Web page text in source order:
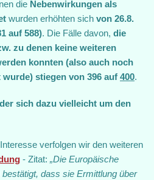
die Nebenwirkungen als
wurden erhöhten sich von 26.8.
auf 588). Die Fälle davon, die
zu denen keine weiteren
konnten (also auch noch
stiegen von 396 auf 400.
sich dazu vielleicht um den
verfolgen wir den weiteren
- Zitat: „Die Europäische
dass sie Ermittlung über